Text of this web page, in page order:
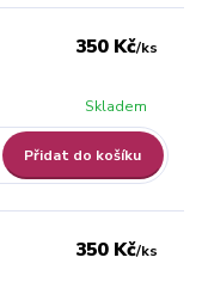
350 Kč/ks
Skladem
Přidat do košíku
350 Kč/ks